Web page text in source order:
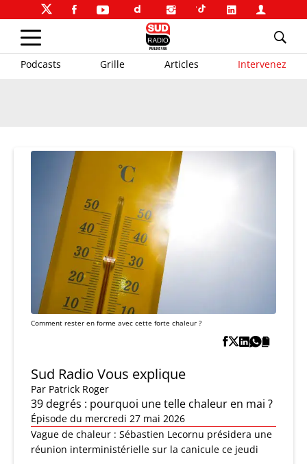
Podcasts Grille Articles Intervenez
Comment rester en forme avec cette forte chaleur ?
Sud Radio Vous explique
Par Patrick Roger
39 degrés : pourquoi une telle chaleur en mai ?
Épisode du mercredi 27 mai 2026
Vague de chaleur : Sébastien Lecornu présidera une
réunion interministérielle sur la canicule ce jeudi